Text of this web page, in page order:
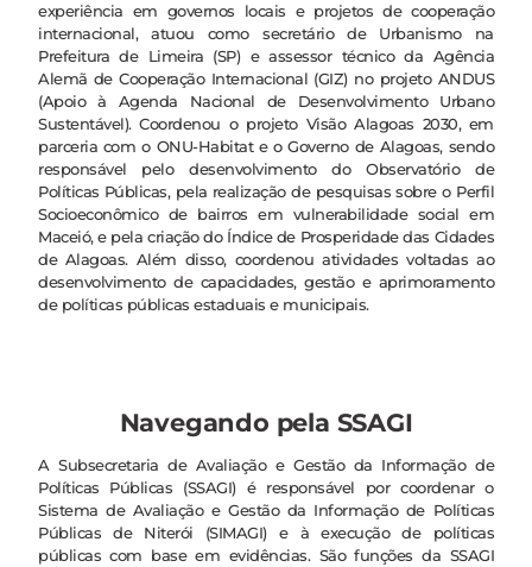
experiência em governos locais e projetos de cooperação
internacional, atuou como secretário de Urbanismo na
Prefeitura de Limeira (SP) e assessor técnico da Agência
Alemã de Cooperação Internacional (GIZ) no projeto ANDUS
(Apoio à Agenda Nacional de Desenvolvimento Urbano
Sustentável). Coordenou o projeto Visão Alagoas 2030, em
parceria com o ONU-Habitat e o Governo de Alagoas, sendo
responsável pelo desenvolvimento do Observatório de
Políticas Públicas, pela realização de pesquisas sobre o Perfil
Socioeconômico de bairros em vulnerabilidade social em
Maceió, e pela criação do Índice de Prosperidade das Cidades
de Alagoas. Além disso, coordenou atividades voltadas ao
desenvolvimento de capacidades, gestão e aprimoramento
de políticas públicas estaduais e municipais.
Navegando pela SSAGI​
A Subsecretaria de Avaliação e Gestão da Informação de
Políticas Públicas (SSAGI) é responsável por coordenar o
Sistema de Avaliação e Gestão da Informação de Políticas
Públicas de Niterói (SIMAGI) e à execução de políticas
públicas com base em evidências. São funções da SSAGI